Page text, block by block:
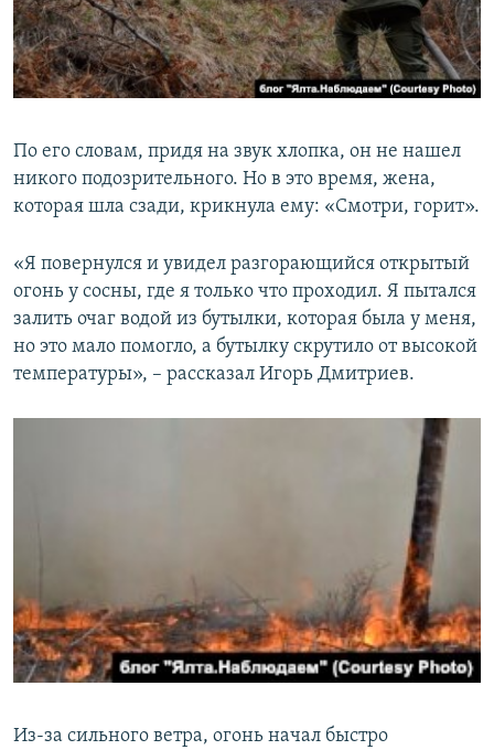
По его словам, придя на звук хлопка, он не нашел
никого подозрительного. Но в это время, жена,
которая шла сзади, крикнула ему: «Смотри, горит».
«Я повернулся и увидел разгорающийся открытый
огонь у сосны, где я только что проходил. Я пытался
залить очаг водой из бутылки, которая была у меня,
но это мало помогло, а бутылку скрутило от высокой
температуры», – рассказал Игорь Дмитриев.
Из-за сильного ветра, огонь начал быстро